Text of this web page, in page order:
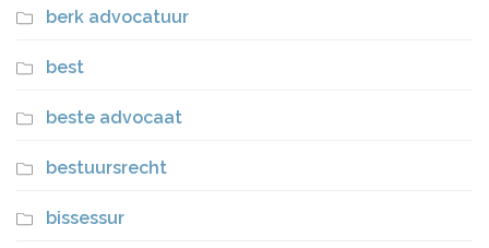
berk advocatuur
best
beste advocaat
bestuursrecht
bissessur